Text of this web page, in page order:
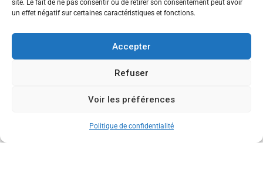
site. Le fait de ne pas consentir ou de retirer son consentement peut avoir
un effet négatif sur certaines caractéristiques et fonctions.
Accepter
Refuser
Voir les préférences
Politique de confidentialité
Tau
Témoignage
CANDIDATEZ MAINTENANT